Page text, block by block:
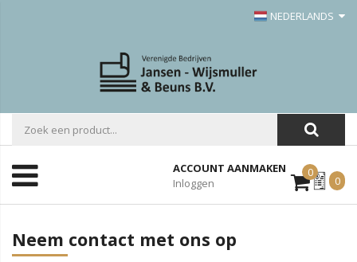
NEDERLANDS
ACCOUNT AANMAKEN
Inloggen
0Mijn
Offerte
0
Neem contact met ons op